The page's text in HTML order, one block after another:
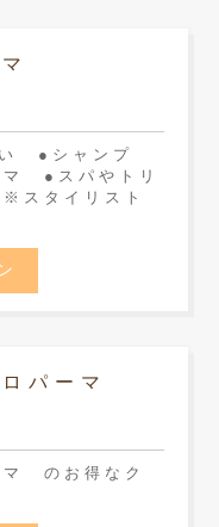
い ●シャンプ
●スパやトリ
スタイリスト
パーマ
のお得なク